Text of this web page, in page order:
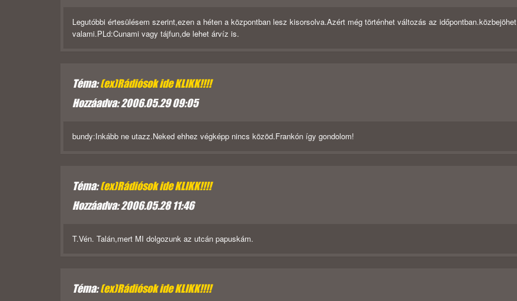
Legutóbbi értesülésem szerint,ezen a héten a központban lesz kisorsolva.Azért még történhet változás az időpontban.közbejöhet
valami.PLd:Cunami vagy tájfun,de lehet árvíz is.
Téma:(ex)Rádiósok ide KLIKK!!!!
Hozzáadva: 2006.05.29 09:05
bundy:Inkább ne utazz.Neked ehhez végképp nincs közöd.Frankón így gondolom!
Téma:(ex)Rádiósok ide KLIKK!!!!
Hozzáadva: 2006.05.28 11:46
T.Vén. Talán,mert MI dolgozunk az utcán papuskám.
Téma:(ex)Rádiósok ide KLIKK!!!!